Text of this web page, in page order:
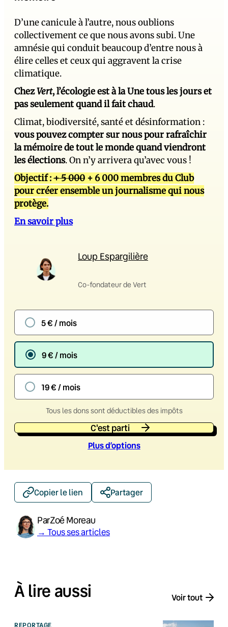
D’une canicule à l’autre, nous oublions
collectivement ce que nous avons subi. Une
amnésie qui conduit beaucoup d’entre nous à
élire celles et ceux qui aggravent la crise
climatique.
ChezVert, l’écologie est à la Une tous les jours et
pas seulement quand il fait chaud.
Climat, biodiversité, santé et désinformation :
vous pouvez compter sur nous pour rafraîchir
la mémoire de tout le monde quand viendront
les élections. On n’y arrivera qu’avec vous !
Objectif :+ 5 000 + 6 000 membres du Club
pour créer ensemble un journalisme qui nous
protège.
En savoir plus
Loup Espargilière
Co-fondateur de Vert
5 € / mois
9 € / mois
19 € / mois
Tous les dons sont déductibles des impôts
C'est parti
Plus d’options
Copier le lien Partager
ParZoé Moreau
→ Tous ses articles
À lire aussi Voir tout
REPORTAGE